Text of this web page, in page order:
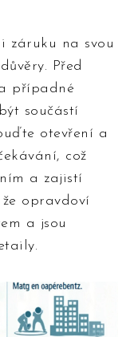
záruku na svou
Před
případné
součástí
otevření a
což
a zajistí
opravdoví
a jsou